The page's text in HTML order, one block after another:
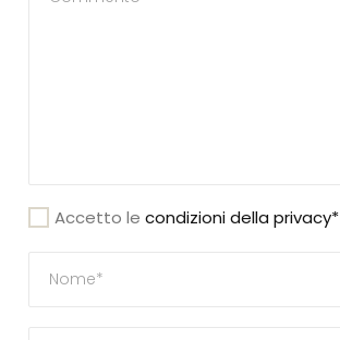
Accetto lecondizioni della privacy*